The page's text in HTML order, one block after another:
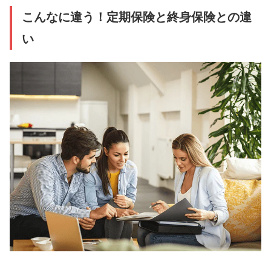
こんなに違う！定期保険と終身保険との違
い